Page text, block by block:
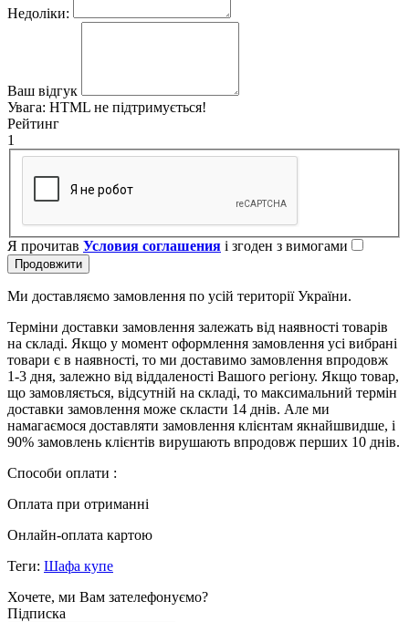
Недоліки:
Ваш відгук
Увага: HTML не підтримується!
Рейтинг
1
Я прочитав Условия соглашения і згоден з вимогами
Продовжити
Ми доставляємо замовлення по усій території України.
Терміни доставки замовлення залежать від наявності товарів
на складі. Якщо у момент оформлення замовлення усі вибрані
товари є в наявності, то ми доставимо замовлення впродовж
1-3 дня, залежно від віддаленості Вашого регіону. Якщо товар,
що замовляється, відсутній на складі, то максимальний термін
доставки замовлення може скласти 14 днів. Але ми
намагаємося доставляти замовлення клієнтам якнайшвидше, і
90% замовлень клієнтів вирушають впродовж перших 10 днів.
Способи оплати :
Оплата при отриманні
Онлайн-оплата картою
Теги: Шафа купе
Хочете, ми Вам зателефонуємо?
Підписка